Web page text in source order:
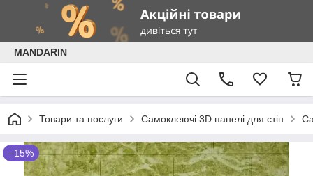
MANDARIN
Товари та послуги Самоклеючі 3D панелі для стін
–15%